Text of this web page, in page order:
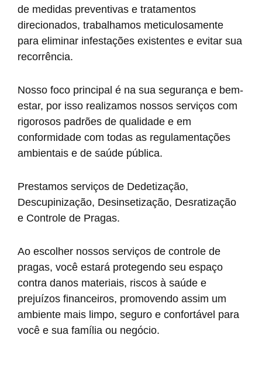
de medidas preventivas e tratamentos
direcionados, trabalhamos meticulosamente
para eliminar infestações existentes e evitar sua
recorrência.
Nosso foco principal é na sua segurança e bem-
estar, por isso realizamos nossos serviços com
rigorosos padrões de qualidade e em
conformidade com todas as regulamentações
ambientais e de saúde pública.
Prestamos serviços de Dedetização,
Descupinização, Desinsetização, Desratização
e Controle de Pragas.
Ao escolher nossos serviços de controle de
pragas, você estará protegendo seu espaço
contra danos materiais, riscos à saúde e
prejuízos financeiros, promovendo assim um
ambiente mais limpo, seguro e confortável para
você e sua família ou negócio.